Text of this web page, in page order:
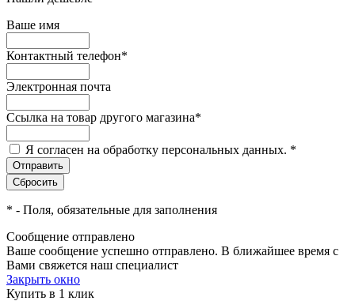
Ваше имя
Контактный телефон*
Электронная почта
Ссылка на товар другого магазина*
Я согласен на обработку персональных данных. *
* - Поля, обязательные для заполнения
Сообщение отправлено
Ваше сообщение успешно отправлено. В ближайшее время с
Вами свяжется наш специалист
Закрыть окно
Купить в 1 клик